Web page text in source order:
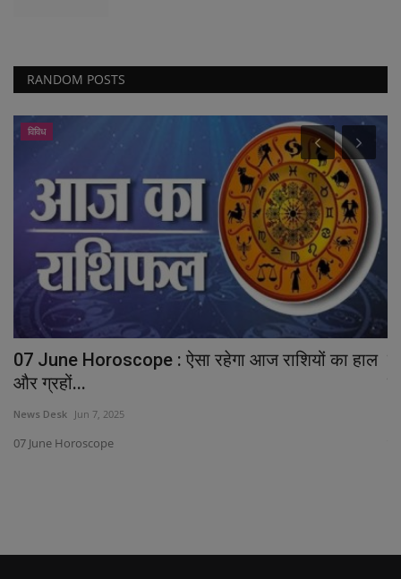
RANDOM POSTS
विविध
07 June Horoscope : ऐसा रहेगा आज राशियों का हाल
और ग्रहों...
News Desk Jun 7, 2025
07 June Horoscope